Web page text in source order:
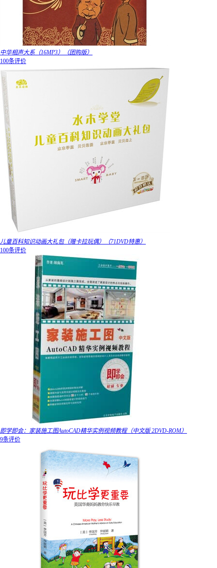
中华相声大系（16MP3）（团购版）
100条评价
儿童百科知识动画大礼包（赠卡拉玩偶）（71DVD特惠）
100条评价
即学即会：家装施工图AutoCAD精华实例视频教程（中文版 2DVD-ROM）
9条评价